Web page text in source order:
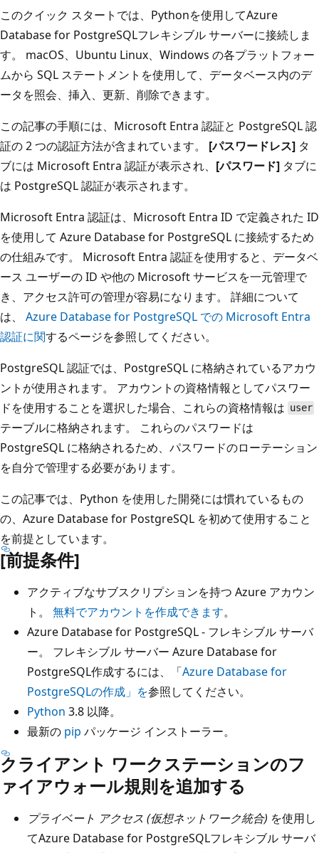
このクイック スタートでは、Pythonを使用してAzure
Database for PostgreSQLフレキシブル サーバーに接続しま
す。 macOS、Ubuntu Linux、Windows の各プラットフォー
ムから SQL ステートメントを使用して、データベース内のデ
ータを照会、挿入、更新、削除できます。
この記事の手順には、Microsoft Entra 認証と PostgreSQL 認
証の 2 つの認証方法が含まれています。 [パスワードレス] タ
ブには Microsoft Entra 認証が表示され、 [パスワード] タブに
は PostgreSQL 認証が表示されます。
Microsoft Entra 認証は、Microsoft Entra ID で定義された ID
を使用して Azure Database for PostgreSQL に接続するため
の仕組みです。 Microsoft Entra 認証を使用すると、データベ
ース ユーザーの ID や他の Microsoft サービスを一元管理で
き、アクセス許可の管理が容易になります。 詳細について
は、 Azure Database for PostgreSQL での Microsoft Entra
認証に関するページを参照してください。
PostgreSQL 認証では、PostgreSQL に格納されているアカウ
ントが使用されます。 アカウントの資格情報としてパスワー
ドを使用することを選択した場合、これらの資格情報は user
テーブルに格納されます。 これらのパスワードは
PostgreSQL に格納されるため、パスワードのローテーション
を自分で管理する必要があります。
この記事では、Python を使用した開発には慣れているもの
の、Azure Database for PostgreSQL を初めて使用すること
を前提としています。
[前提条件]
アクティブなサブスクリプションを持つ Azure アカウン
ト。 無料でアカウントを作成できます。
Azure Database for PostgreSQL - フレキシブル サーバ
ー。 フレキシブル サーバー Azure Database for
PostgreSQL作成するには、「Azure Database for
PostgreSQLの作成」を参照してください。
Python 3.8 以降。
最新の pip パッケージ インストーラー。
クライアント ワークステーションのフ
ァイアウォール規則を追加する
プライベート アクセス (仮想ネットワーク統合) を使用し
てAzure Database for PostgreSQLフレキシブル サーバ